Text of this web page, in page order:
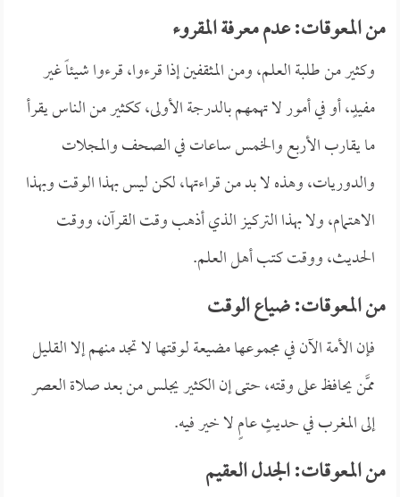
من المعوقات: عدم معرفة المقروء
وكثير من طلبة العلم، ومن المثقفين إذا قرءوا، قرءوا شيئاً غير
مفيدٍ، أو في أمور لا تهمهم بالدرجة الأولى، ككثير من الناس يقرأ
ما يقارب الأربع والخمس ساعات في الصحف والمجلات
والدوريات، وهذه لا بد من قراءتها، لكن ليس بهذا الوقت وبهذا
الاهتمام، ولا بهذا التركيز الذي أذهب وقت القرآن، ووقت
الحديث، ووقت كتب أهل العلم.
من المعوقات: ضياع الوقت
فإن الأمة الآن في مجموعها مضيعة لوقتها لا تجد منهم إلا القليل
ممَّن يحافظ على وقته، حتى إن الكثير يجلس من بعد صلاة العصر
إلى المغرب في حديثٍ عامٍ لا خير فيه.
من المعوقات: الجدل العقيم